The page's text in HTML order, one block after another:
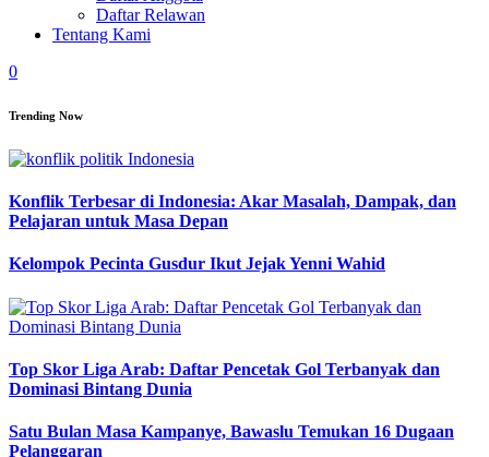
Daftar Relawan
Tentang Kami
0
Trending Now
Konflik Terbesar di Indonesia: Akar Masalah, Dampak, dan
Pelajaran untuk Masa Depan
Kelompok Pecinta Gusdur Ikut Jejak Yenni Wahid
Top Skor Liga Arab: Daftar Pencetak Gol Terbanyak dan
Dominasi Bintang Dunia
Satu Bulan Masa Kampanye, Bawaslu Temukan 16 Dugaan
Pelanggaran